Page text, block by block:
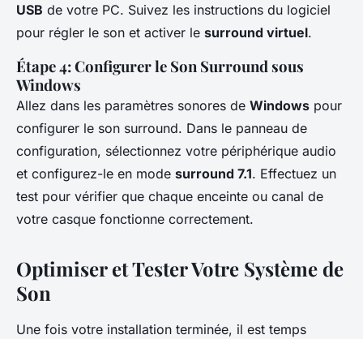
USB de votre PC. Suivez les instructions du logiciel
pour régler le son et activer le surround virtuel.
Étape 4: Configurer le Son Surround sous
Windows
Allez dans les paramètres sonores de Windows pour
configurer le son surround. Dans le panneau de
configuration, sélectionnez votre périphérique audio
et configurez-le en mode surround 7.1. Effectuez un
test pour vérifier que chaque enceinte ou canal de
votre casque fonctionne correctement.
Optimiser et Tester Votre Système de
Son
Une fois votre installation terminée, il est temps